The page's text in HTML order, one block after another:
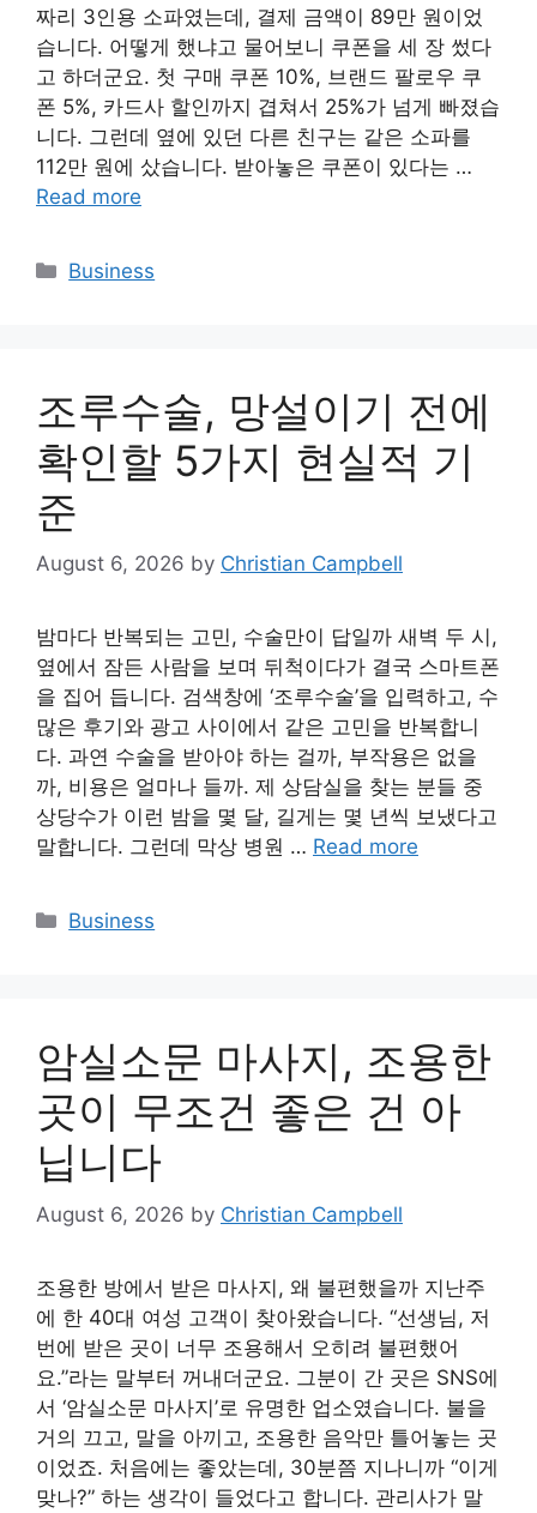
짜리 3인용 소파였는데, 결제 금액이 89만 원이었
습니다. 어떻게 했냐고 물어보니 쿠폰을 세 장 썼다
고 하더군요. 첫 구매 쿠폰 10%, 브랜드 팔로우 쿠
폰 5%, 카드사 할인까지 겹쳐서 25%가 넘게 빠졌습
니다. 그런데 옆에 있던 다른 친구는 같은 소파를
112만 원에 샀습니다. 받아놓은 쿠폰이 있다는 …
Read more
Categories
Business
조루수술, 망설이기 전에
확인할 5가지 현실적 기
준
August 6, 2026 by Christian Campbell
밤마다 반복되는 고민, 수술만이 답일까 새벽 두 시,
옆에서 잠든 사람을 보며 뒤척이다가 결국 스마트폰
을 집어 듭니다. 검색창에 ‘조루수술’을 입력하고, 수
많은 후기와 광고 사이에서 같은 고민을 반복합니
다. 과연 수술을 받아야 하는 걸까, 부작용은 없을
까, 비용은 얼마나 들까. 제 상담실을 찾는 분들 중
상당수가 이런 밤을 몇 달, 길게는 몇 년씩 보냈다고
말합니다. 그런데 막상 병원 … Read more
Categories
Business
암실소문 마사지, 조용한
곳이 무조건 좋은 건 아
닙니다
August 6, 2026 by Christian Campbell
조용한 방에서 받은 마사지, 왜 불편했을까 지난주
에 한 40대 여성 고객이 찾아왔습니다. “선생님, 저
번에 받은 곳이 너무 조용해서 오히려 불편했어
요.”라는 말부터 꺼내더군요. 그분이 간 곳은 SNS에
서 ‘암실소문 마사지’로 유명한 업소였습니다. 불을
거의 끄고, 말을 아끼고, 조용한 음악만 틀어놓는 곳
이었죠. 처음에는 좋았는데, 30분쯤 지나니까 “이게
맞나?” 하는 생각이 들었다고 합니다. 관리사가 말